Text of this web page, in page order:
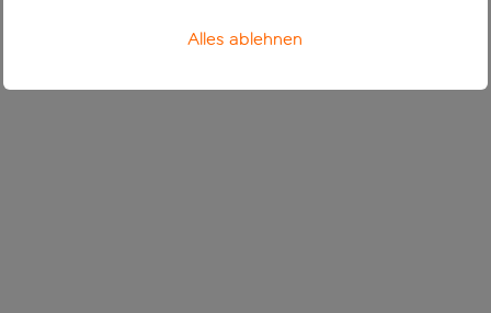
Alles ablehnen